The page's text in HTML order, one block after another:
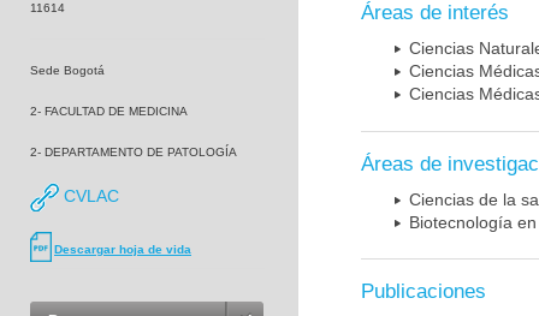
11614
Sede Bogotá
2- FACULTAD DE MEDICINA
2- DEPARTAMENTO DE PATOLOGÍA
CVLAC
Descargar hoja de vida
Áreas de interés
Ciencias
Ciencias
Ciencias
Áreas de
Ciencias de la
Biotecnología
Publicaciones